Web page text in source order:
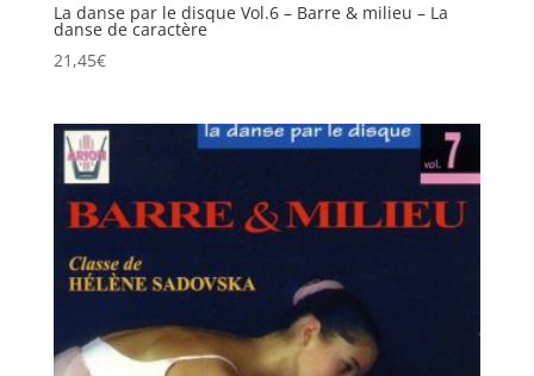
La danse par le disque Vol.6 – Barre & milieu – La
danse de caractère
21,45€